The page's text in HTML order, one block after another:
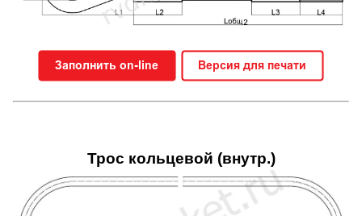
Трос кольцевой (внутр.)